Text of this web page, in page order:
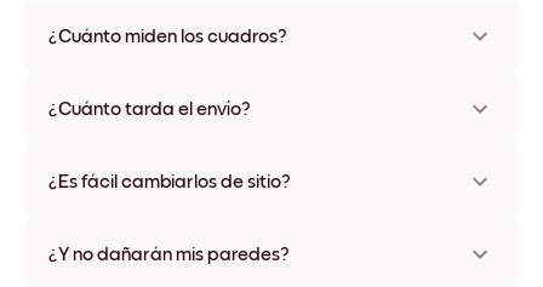
¿Cuánto miden los cuadros?
varios materiales y colores de marco, incluidas opciones sin
¿Cuánto tarda el envío?
disponibles en algunos países. Te enviaremos un número de
¿Es fácil cambiarlos de sitio?
ningún daño
¿Y no dañarán mis paredes?